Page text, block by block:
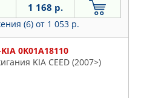
1 168 р.
(6) от 1 053 р.
0K01A18110
KIA CEED (2007>)